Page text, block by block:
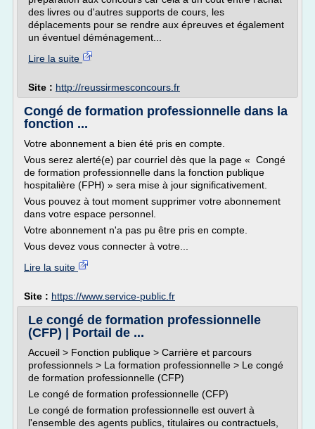
des livres ou d'autres supports de cours, les
déplacements pour se rendre aux épreuves et également
un éventuel déménagement...
Lire la suite
Site : http://reussirmesconcours.fr
Congé de formation professionnelle dans la
fonction ...
Votre abonnement a bien été pris en compte.
Vous serez alerté(e) par courriel dès que la page « Congé
de formation professionnelle dans la fonction publique
hospitalière (FPH) » sera mise à jour significativement.
Vous pouvez à tout moment supprimer votre abonnement
dans votre espace personnel.
Votre abonnement n'a pas pu être pris en compte.
Vous devez vous connecter à votre...
Lire la suite
Site : https://www.service-public.fr
Le congé de formation professionnelle
(CFP) | Portail de ...
Accueil > Fonction publique > Carrière et parcours
professionnels > La formation professionnelle > Le congé
de formation professionnelle (CFP)
Le congé de formation professionnelle (CFP)
Le congé de formation professionnelle est ouvert à
l'ensemble des agents publics, titulaires ou contractuels,